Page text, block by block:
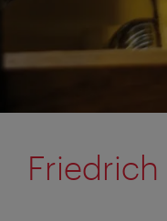
Friedrich